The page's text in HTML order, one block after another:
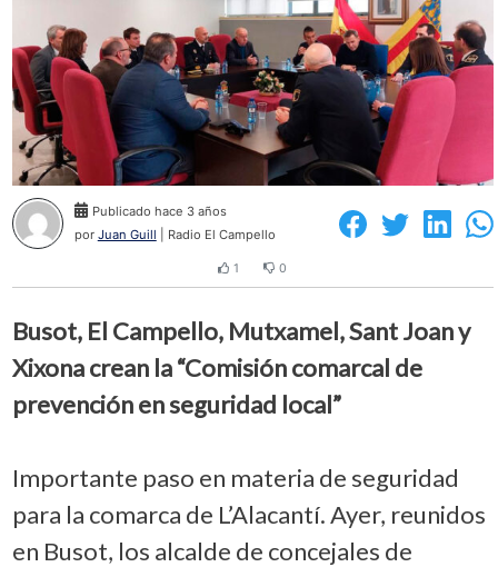
Publicado hace 3 años
por Juan Guill | Radio El Campello
1 0
Busot, El Campello, Mutxamel, Sant Joan y
Xixona crean la “Comisión comarcal de
prevención en seguridad local”
Importante paso en materia de seguridad
para la comarca de L’Alacantí. Ayer, reunidos
en Busot, los alcalde de concejales de